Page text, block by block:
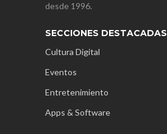
desde 1996.
SECCIONES DESTACADAS
Cultura Digital
Eventos
Entretenimiento
Apps & Software